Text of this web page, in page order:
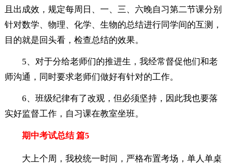
且出成效，规定每周日、一、三、六晚自习第二节课分别
针对数学、物理、化学、生物的总结进行同学间的互测，
目的就是回头看，检查总结的效果。
5、对于分给老师们的推进生，我经常督促他们和老
师沟通，同时要求老师们做好有针对的工作。
6、班级纪律有了改观，但必须坚持，因此我也要落
实好监督工作，自习课在教室坐班。
期中考试总结 篇5
大上个周，我校统一时间，严格布置考场，单人单桌